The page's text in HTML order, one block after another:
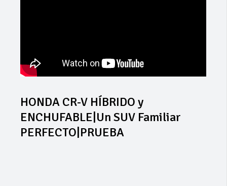
HONDA CR-V HÍBRIDO y
ENCHUFABLE|Un SUV Familiar
PERFECTO|PRUEBA